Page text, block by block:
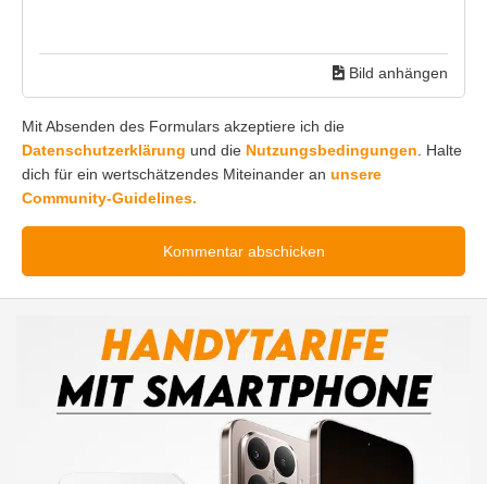
Bild anhängen
Mit Absenden des Formulars akzeptiere ich die
Datenschutzerklärung und die Nutzungsbedingungen . Halte
dich für ein wertschätzendes Miteinander an unsere
Community-Guidelines.